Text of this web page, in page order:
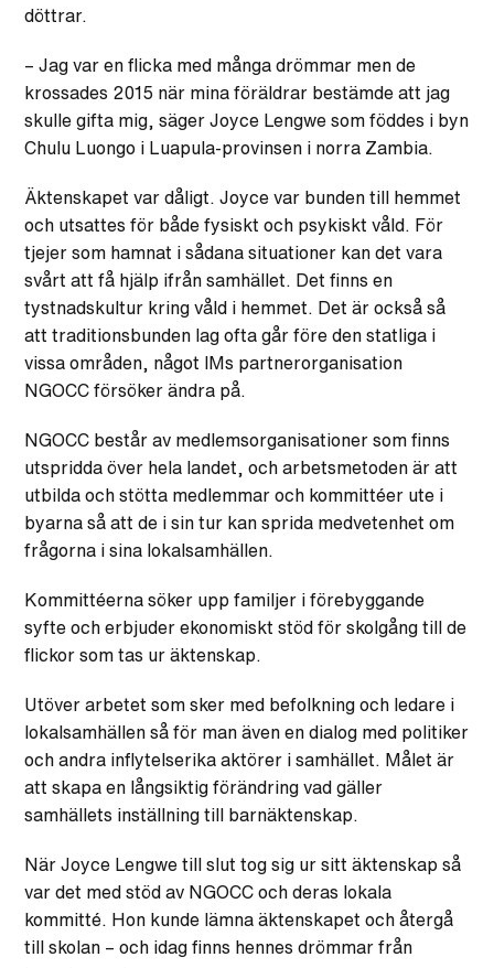
döttrar.
– Jag var en flicka med många drömmar men de
krossades 2015 när mina föräldrar bestämde att jag
skulle gifta mig, säger Joyce Lengwe som föddes i byn
Chulu Luongo i Luapula-provinsen i norra Zambia.
Äktenskapet var dåligt. Joyce var bunden till hemmet
och utsattes för både fysiskt och psykiskt våld. För
tjejer som hamnat i sådana situationer kan det vara
svårt att få hjälp ifrån samhället. Det finns en
tystnadskultur kring våld i hemmet. Det är också så
att traditionsbunden lag ofta går före den statliga i
vissa områden, något IMs partnerorganisation
NGOCC försöker ändra på.
NGOCC består av medlemsorganisationer som finns
utspridda över hela landet, och arbetsmetoden är att
utbilda och stötta medlemmar och kommittéer ute i
byarna så att de i sin tur kan sprida medvetenhet om
frågorna i sina lokalsamhällen.
Kommittéerna söker upp familjer i förebyggande
syfte och erbjuder ekonomiskt stöd för skolgång till de
flickor som tas ur äktenskap.
Utöver arbetet som sker med befolkning och ledare i
lokalsamhällen så för man även en dialog med politiker
och andra inflytelserika aktörer i samhället. Målet är
att skapa en långsiktig förändring vad gäller
samhällets inställning till barnäktenskap.
När Joyce Lengwe till slut tog sig ur sitt äktenskap så
var det med stöd av NGOCC och deras lokala
kommitté. Hon kunde lämna äktenskapet och återgå
till skolan – och idag finns hennes drömmar från